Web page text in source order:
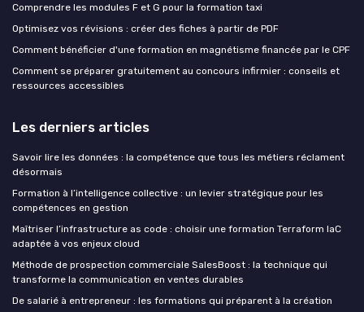
Comprendre les modules F et G pour la formation taxi
Optimisez vos révisions : créer des fiches à partir de PDF
Comment bénéficier d'une formation en magnétisme financée par le CPF
Comment se préparer gratuitement au concours infirmier : conseils et
ressources accessibles
Les derniers articles
Savoir lire les données : la compétence que tous les métiers réclament
désormais
Formation à l’intelligence collective : un levier stratégique pour les
compétences en gestion
Maîtriser l’infrastructure as code : choisir une formation Terraform IaC
adaptée à vos enjeux cloud
Méthode de prospection commerciale SalesBoost : la technique qui
transforme la communication en ventes durables
De salarié à entrepreneur : les formations qui préparent à la création